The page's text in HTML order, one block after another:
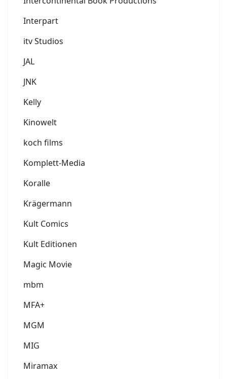
Interpart
itv Studios
JAL
JNK
Kelly
Kinowelt
koch films
Komplett-Media
Koralle
Krägermann
Kult Comics
Kult Editionen
Magic Movie
mbm
MFA+
MGM
MIG
Miramax